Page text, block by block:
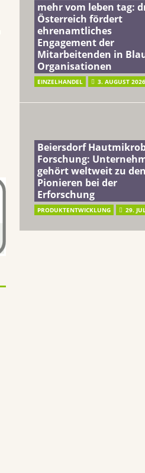
mehr vom leben tag:
Österreich fördert
ehrenamtliches
Engagement der
Mitarbeitenden in
Organisationen
EINZELHANDEL 3. AUGUST 2026
Beiersdorf
Forschung:
gehört weltweit zu den
Pionieren bei der
Erforschung
PRODUKTENTWICKLUNG 29.